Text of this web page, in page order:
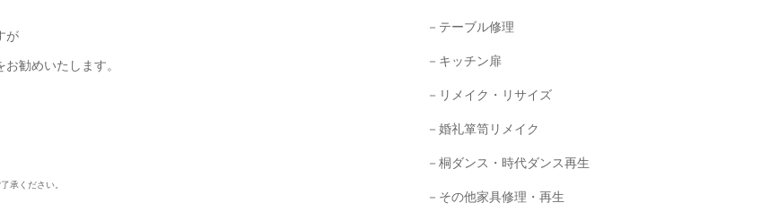
が
勧めいたします。
承ください。
－テーブル修理
－キッチン扉
－リメイク・リサイズ
－婚礼箪笥リメイク
－桐ダンス・時代ダンス再生
－その他家具修理・再生